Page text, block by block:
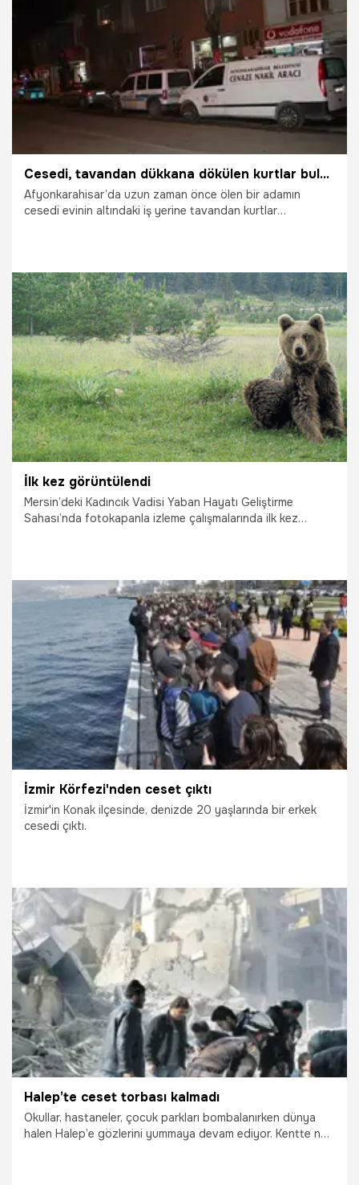
Siyaset
Cesedi, tavandan dükkana dökülen kurtlar buldurdu
Afyonkarahisar’da uzun zaman önce ölen bir adamın
cesedi evinin altındaki iş yerine tavandan kurtlar
5.12.2017 Yaşam
İlk kez görüntülendi
Mersin’deki Kadıncık Vadisi Yaban Hayatı Geliştirme
Sahası’nda fotokapanla izleme çalışmalarında ilk kez
6.10.2017 Yaşam
İzmir Körfezi'nden ceset çıktı
İzmir'in Konak ilçesinde, denizde 20 yaşlarında bir erkek
cesedi çıktı.
18.02.2017 Yaşam
Halep’te ceset torbası kalmadı
Okullar, hastaneler, çocuk parkları bombalanırken dünya
halen Halep’e gözlerini yummaya devam ediyor. Kentte ne